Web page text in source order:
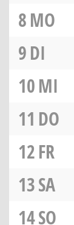
8MO
9DI
10MI
11 DO
12FR
13SA
14SO